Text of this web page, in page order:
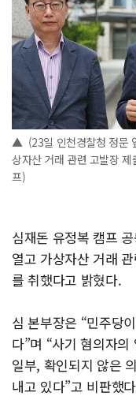
▲ (23일 인천경찰청 정문
상자산 거래 관련 고발장
프)
심재돈 유정복 캠프
열고 가상자산 거래
를 취했다고 밝혔다.
심 본부장은 “민주당
다”며 “사기 혐의자
일부, 확인되지 않은
내고 있다”고 비판했